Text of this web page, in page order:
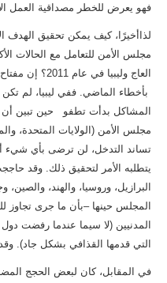
فهو يعرض للخطر مصداقية العمل
لذاأخيرًا، كيف يمكن تحقيق الهدف
مجلس الأمن للتعامل مع الحالات
العاج وليبيا
بأخطاء الماضي. ففي ليبيا، لم
المشاكل بدأت تطفو حين تبين أن
مجلس الأمن (الولايات المتحدة،
تساند التدخل، لن ترضى بأي شيء
يتطلبه الأمر لتحقيق ذلك. وقد
البرازيل، وروسيا، والهند،
المجلس حينها –بأن ما جرى تجاوز
التي قدمها القذافي بشكل جاد).
في المقابل، كان لبعض الحجج